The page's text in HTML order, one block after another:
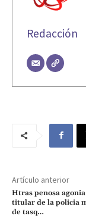
Redacción
Artículo anterior
Htras penosa
titular de la policia
de tasq…